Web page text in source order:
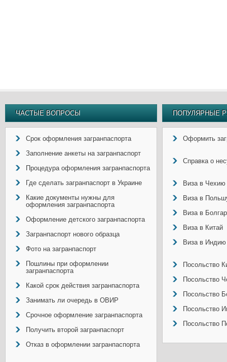
ЧАСТЫЕ ВОПРОСЫ
Срок оформления загранпаспорта
Заполнение анкеты на загранпаспорт
Процедура оформления загранпаспорта
Где сделать загранпаспорт в Украине
Какие документы нужны для
оформления загранпаспорта
Оформление детского загранпаспорта
Загранпаспорт нового образца
Фото на загранпаспорт
Пошлины при оформлении
загранпаспорта
Какой срок действия загранпаспорта
Занимать ли очередь в ОВИР
Срочное оформление загранпаспорта
Получить второй загранпаспорт
Отказ в оформлении загранпаспорта
ПОПУЛЯРНЫЕ
Оформить
Справка о
Виза в Чехию
Виза в
Виза в
Виза в Китай
Виза в Индию
Посольство
Посольство
Посольство
Посольство
Посольство